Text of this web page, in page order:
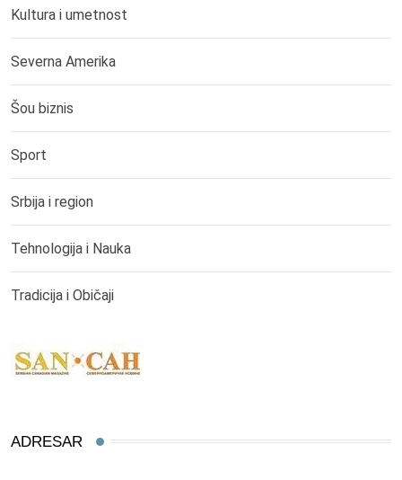
Kultura i umetnost
Severna Amerika
Šou biznis
Sport
Srbija i region
Tehnologija i Nauka
Tradicija i Običaji
ADRESAR